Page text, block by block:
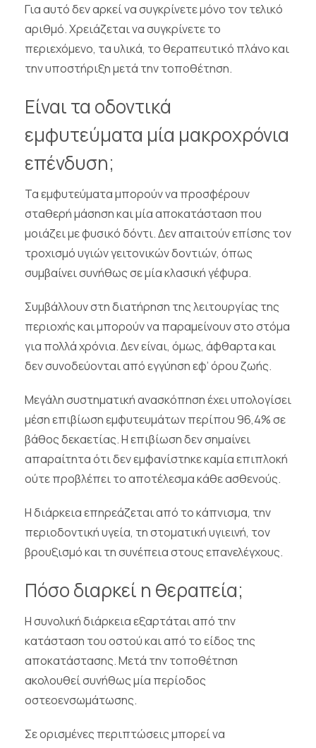
Για αυτό δεν αρκεί να συγκρίνετε μόνο τον τελικό
αριθμό. Χρειάζεται να συγκρίνετε το
περιεχόμενο, τα υλικά, το θεραπευτικό πλάνο και
την υποστήριξη μετά την τοποθέτηση.
Είναι τα οδοντικά
εμφυτεύματα μία μακροχρόνια
επένδυση;
Τα εμφυτεύματα μπορούν να προσφέρουν
σταθερή μάσηση και μία αποκατάσταση που
μοιάζει με φυσικό δόντι. Δεν απαιτούν επίσης τον
τροχισμό υγιών γειτονικών δοντιών, όπως
συμβαίνει συνήθως σε μία κλασική γέφυρα.
Συμβάλλουν στη διατήρηση της λειτουργίας της
περιοχής και μπορούν να παραμείνουν στο στόμα
για πολλά χρόνια. Δεν είναι, όμως, άφθαρτα και
δεν συνοδεύονται από εγγύηση εφ’ όρου ζωής.
Μεγάλη συστηματική ανασκόπηση έχει υπολογίσει
μέση επιβίωση εμφυτευμάτων περίπου 96,4% σε
βάθος δεκαετίας. Η επιβίωση δεν σημαίνει
απαραίτητα ότι δεν εμφανίστηκε καμία επιπλοκή
ούτε προβλέπει το αποτέλεσμα κάθε ασθενούς.
Η διάρκεια επηρεάζεται από το κάπνισμα, την
περιοδοντική υγεία, τη στοματική υγιεινή, τον
βρουξισμό και τη συνέπεια στους επανελέγχους.
Πόσο διαρκεί η θεραπεία;
Η συνολική διάρκεια εξαρτάται από την
κατάσταση του οστού και από το είδος της
αποκατάστασης. Μετά την τοποθέτηση
ακολουθεί συνήθως μία περίοδος
οστεοενσωμάτωσης.
Σε ορισμένες περιπτώσεις μπορεί να